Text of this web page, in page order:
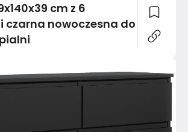
cm z 6
czarna nowoczesna do